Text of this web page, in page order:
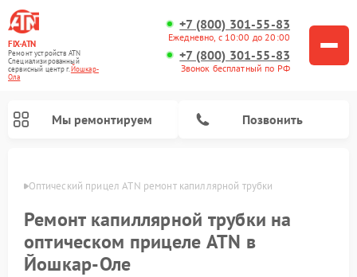
FIX-ATN
Ремонт устройств ATN
Специализированный
cервисный центр г.Йошкар-
Ола
+7 (800) 301-55-83
Ежедневно, с 10:00 до 20:00
+7 (800) 301-55-83
Звонок бесплатный по РФ
Мы ремонтируем Позвонить
Оптический прицел ATN ремонт капиллярной трубки
Ремонт капиллярной трубки на
оптическом прицеле ATN в
Йошкар-Оле